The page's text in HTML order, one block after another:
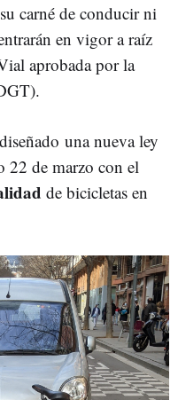
carné de conducir ni
en vigor a raíz
aprobada por la
una nueva ley
22 de marzo con el
de bicicletas en